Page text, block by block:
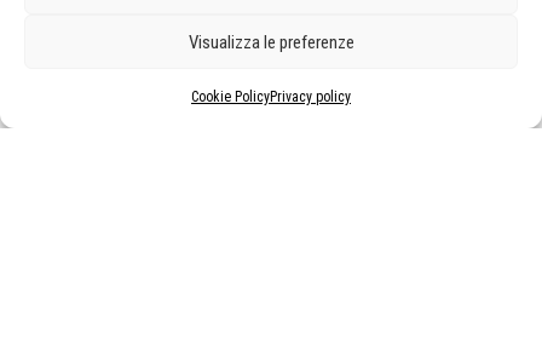
Visualizza le preferenze
Cookie PolicyPrivacy policy